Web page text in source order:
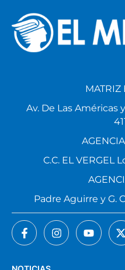
MATRIZ
Av. De Las Américas
C.C. EL VERGEL
Padre Aguirre y G.